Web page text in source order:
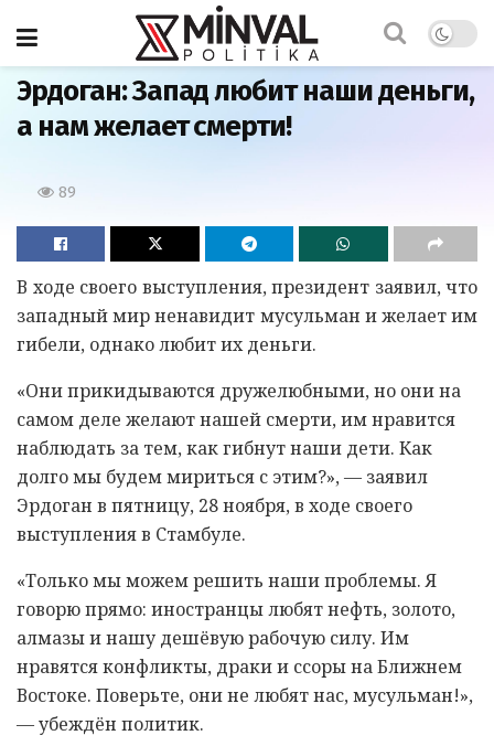
Главная
Эрдоган: Запад любит наши деньги,
а нам желает смерти!
89
В ходе своего выступления, президент заявил, что
западный мир ненавидит мусульман и желает им
гибели, однако любит их деньги.
«Они прикидываются дружелюбными, но они на
самом деле желают нашей смерти, им нравится
наблюдать за тем, как гибнут наши дети. Как
долго мы будем мириться с этим?», — заявил
Эрдоган в пятницу, 28 ноября, в ходе своего
выступления в Стамбуле.
«Только мы можем решить наши проблемы. Я
говорю прямо: иностранцы любят нефть, золото,
алмазы и нашу дешёвую рабочую силу. Им
нравятся конфликты, драки и ссоры на Ближнем
Востоке. Поверьте, они не любят нас, мусульман!»,
— убеждён политик.